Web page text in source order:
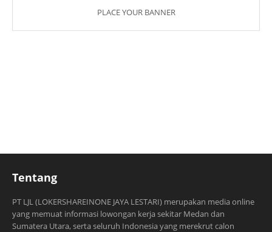
PLACE YOUR BANNER
Tentang
PT LJL (LOKERSHAREINONE JAYA LESTARI) merupakan media online
yang memuat informasi lowongan kerja sekitar Medan dan
Sumatera Utara, serta seluruh Indonesia yang merekrut calon